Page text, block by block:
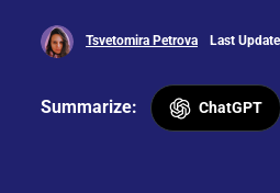
Tsvetomira Petrova Last
Summarize: ChatGPT